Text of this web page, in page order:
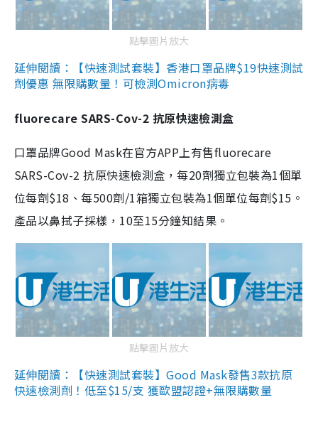
點擊圖片放大
延伸閱讀：【快速測試套裝】香港口罩品牌$19快速測試
劑優惠 無限購數量！可檢測Omicron病毒
fluorecare SARS-Cov-2 抗原快速檢測盒
口罩品牌Good Mask在官方APP上有售fluorecare
SARS-Cov-2 抗原快速檢測盒，每20劑獨立包裝為1個單
位每劑$18、每500劑/1箱獨立包裝為1個單位每劑$15。
產品以鼻拭子採樣，10至15分鐘知結果。
點擊圖片放大
延伸閱讀：【快速測試套裝】Good Mask發售3款抗原
快速檢測劑！低至$15/支 獲歐盟認證+無限購數量